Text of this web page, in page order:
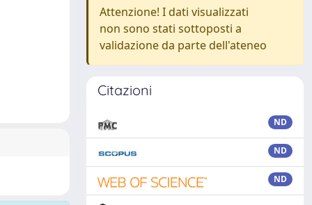
Attenzione! I dati visualizzati
non sono stati sottoposti a
validazione da parte dell'ateneo
Citazioni
ND
ND
ND